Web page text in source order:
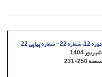
دوره 12، شماره 22 - شماره پیاپی 22
شهریور 1404
صفحه231-250